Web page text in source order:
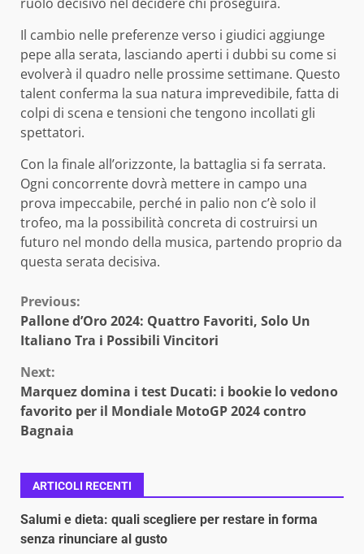
Il cambio nelle preferenze verso i giudici aggiunge
pepe alla serata, lasciando aperti i dubbi su come si
evolverà il quadro nelle prossime settimane. Questo
talent conferma la sua natura imprevedibile, fatta di
colpi di scena e tensioni che tengono incollati gli
spettatori.
Con la finale all’orizzonte, la battaglia si fa serrata.
Ogni concorrente dovrà mettere in campo una
prova impeccabile, perché in palio non c’è solo il
trofeo, ma la possibilità concreta di costruirsi un
futuro nel mondo della musica, partendo proprio da
questa serata decisiva.
Continue
Reading
Previous:
Pallone d’Oro 2024: Quattro Favoriti, Solo Un
Italiano Tra i Possibili Vincitori
Next:
Marquez domina i test Ducati: i bookie lo vedono
favorito per il Mondiale MotoGP 2024 contro
Bagnaia
ARTICOLI RECENTI
Salumi e dieta: quali scegliere per restare in forma
senza rinunciare al gusto